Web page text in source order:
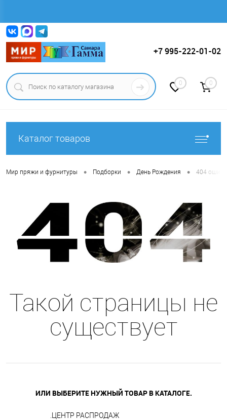
+7 995-222-01-02
0 0
Каталог товаров
Мир пряжи и фурнитуры • Подборки • День Рождения • 404
Такой страницы не
существует
ИЛИ ВЫБЕРИТЕ НУЖНЫЙ ТОВАР В КАТАЛОГЕ.
.ЦЕНТР РАСПРОДАЖ